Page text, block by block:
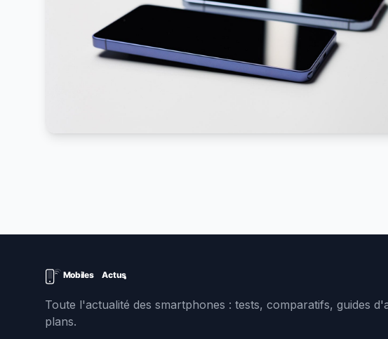
Toute l'actualité des smartphones : tests, comparatifs, guides
plans.